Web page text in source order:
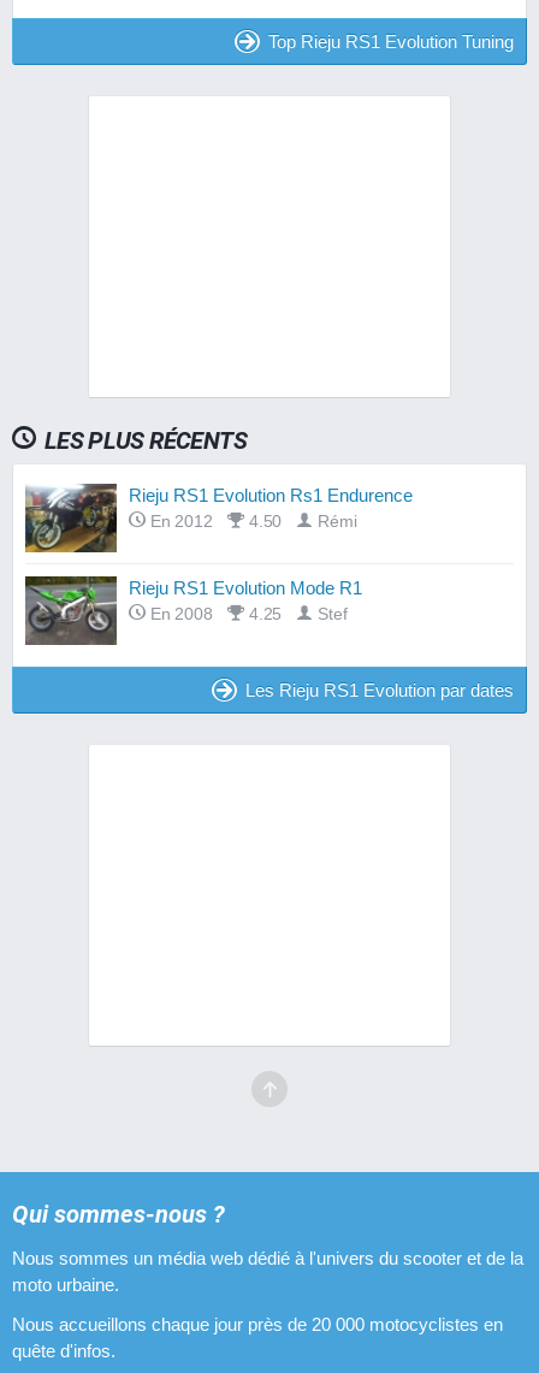
Top Rieju RS1 Evolution Tuning
LES PLUS RÉCENTS
Rieju RS1 Evolution Rs1 Endurence
En 2012 4.50 Rémi
Rieju RS1 Evolution Mode R1
En 2008 4.25 Stef
Les Rieju RS1 Evolution par dates
Qui sommes-nous ?
Nous sommes un média web dédié à l'univers du scooter et de la
moto urbaine.
Nous accueillons chaque jour près de 20 000 motocyclistes en
quête d'infos.